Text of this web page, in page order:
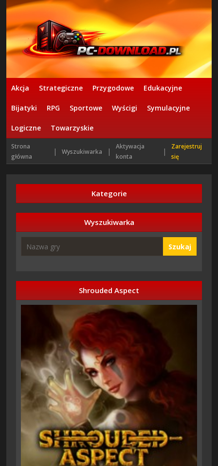
Akcja Strategiczne Przygodowe Edukacyjne
Bijatyki RPG Sportowe Wyścigi Symulacyjne
Logiczne Towarzyskie
Strona
główna
| Wyszukiwarka |
Aktywacja
konta
|
Zarejestruj
się
Kategorie
Wyszukiwarka
Szukaj
Shrouded Aspect